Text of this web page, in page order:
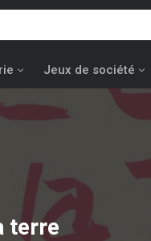
Jeux de société
terre